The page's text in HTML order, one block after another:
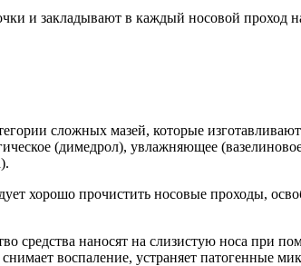
и закладывают в каждый носовой проход
сложных мазей, которые
(димедрол), увлажняющее
хорошо прочистить носовые проходы,
средства наносят на слизистую носа при
воспаление, устраняет патогенные